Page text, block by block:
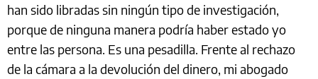
han sido libradas sin ningún tipo de investigación,
porque de ninguna manera podría haber estado yo
entre las persona. Es una pesadilla. Frente al rechazo
de la cámara a la devolución del dinero, mi abogado